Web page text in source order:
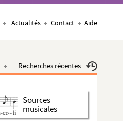
Actualités Contact Aide
Recherches récentes
Sources
musicales